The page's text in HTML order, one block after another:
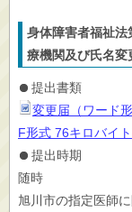
身体障害者福祉
療機関及び氏名変
提出書類
変更届（ワード
F形式 76キロバイト
提出時期
随時
旭川市の指定医師に